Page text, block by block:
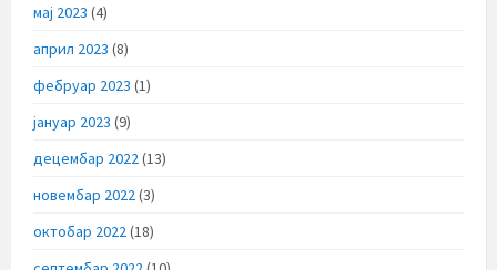
мај 2023 (4)
април 2023 (8)
фебруар 2023 (1)
јануар 2023 (9)
децембар 2022(13)
новембар 2022(3)
октобар 2022(18)